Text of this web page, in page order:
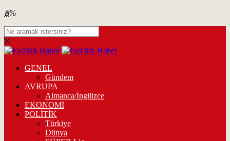
฿%
GENEL
Gündem
AVRUPA
Almanca/İngilizce
EKONOMİ
POLİTİK
Türkiye
Dünya